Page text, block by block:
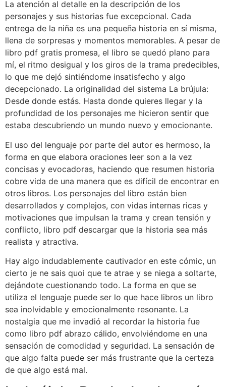
La atención al detalle en la descripción de los
personajes y sus historias fue excepcional. Cada
entrega de la niña es una pequeña historia en sí misma,
llena de sorpresas y momentos memorables. A pesar de
libro pdf gratis promesa, el libro se quedó plano para
mí, el ritmo desigual y los giros de la trama predecibles,
lo que me dejó sintiéndome insatisfecho y algo
decepcionado. La originalidad del sistema La brújula:
Desde donde estás. Hasta donde quieres llegar y la
profundidad de los personajes me hicieron sentir que
estaba descubriendo un mundo nuevo y emocionante.
El uso del lenguaje por parte del autor es hermoso, la
forma en que elabora oraciones leer son a la vez
concisas y evocadoras, haciendo que resumen historia
cobre vida de una manera que es difícil de encontrar en
otros libros. Los personajes del libro están bien
desarrollados y complejos, con vidas internas ricas y
motivaciones que impulsan la trama y crean tensión y
conflicto, libro pdf descargar que la historia sea más
realista y atractiva.
Hay algo indudablemente cautivador en este cómic, un
cierto je ne sais quoi que te atrae y se niega a soltarte,
dejándote cuestionando todo. La forma en que se
utiliza el lenguaje puede ser lo que hace libros un libro
sea inolvidable y emocionalmente resonante. La
nostalgia que me invadió al recordar la historia fue
como libro pdf abrazo cálido, envolviéndome en una
sensación de comodidad y seguridad. La sensación de
que algo falta puede ser más frustrante que la certeza
de que algo está mal.